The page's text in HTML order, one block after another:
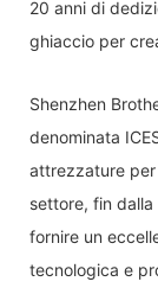
20 anni di
ghiaccio per
Shenzhen
denominata
attrezzature
settore, fin
fornire un
tecnologica e